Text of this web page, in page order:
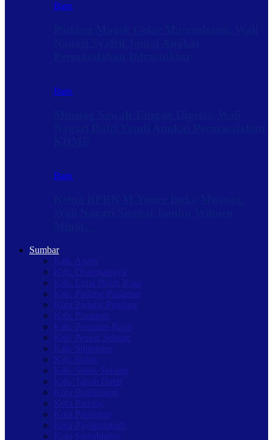
Baru
Baru
Baru
Sumbar
Kab. Agam
Kab. Dharmasraya
Kab. Lima Puluh Kota
Kab. Padang Pariaman
Kota Padang Panjang
Kab. Pasaman
Kab. Pasaman Barat
Kab. Pesisir Selatan
Kab. Sijunjung
Kab. Solok
Kab. Solok Selatan
Kab. Tanah Datar
Kota Bukittinggi
Kota Padang
Kota Pariaman
Kota Payakumbuh
Kota Sawahlunto